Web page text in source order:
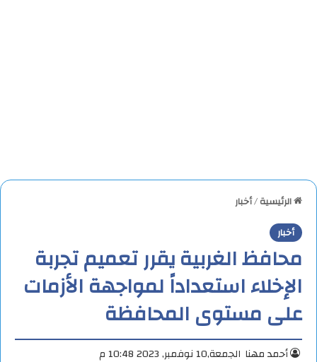
الرئيسية/أخبار
أخبار
محافظ الغربية يقرر تعميم تجربة
الإخلاء استعداداً لمواجهة الأزمات
على مستوى المحافظة
أحمد مهنا الجمعة,10 نوفمبر, 2023 10:48 م